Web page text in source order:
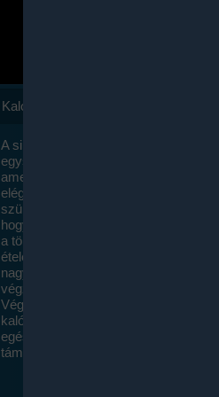
Kalóriaszámlálás
A sikeres fogyás titka valójában igen
egyszerű: égess több energiát, mint
amennyit beviszel. Természetesen
elég nagy fegyelemre és akaraterőre
szükség, de meglepődve fogod
hogy a kalóriaszámolás mennyire
a többi diétához képest. Itt nincsenek
ételek és a megengedett kalóriabevitelt
nagymértékben növelheted ha
végzel.
Végül, de nem utolsó sorban, a
kalóriaszámolás módszerét a legtöbb
egészségügyi szakorvos ajánlja és
támogatja.